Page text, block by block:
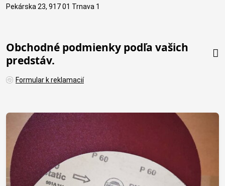
Pekárska 23, 917 01 Trnava 1
Obchodné podmienky podľa vašich
predstáv.
Formular k reklamacií